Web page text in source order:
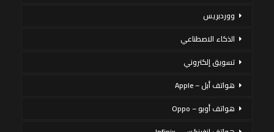
ووردبريس
الذكاء الاصطناعي
تسويق إلكتروني
هواتف أبل – Apple
هواتف أوبو – Oppo